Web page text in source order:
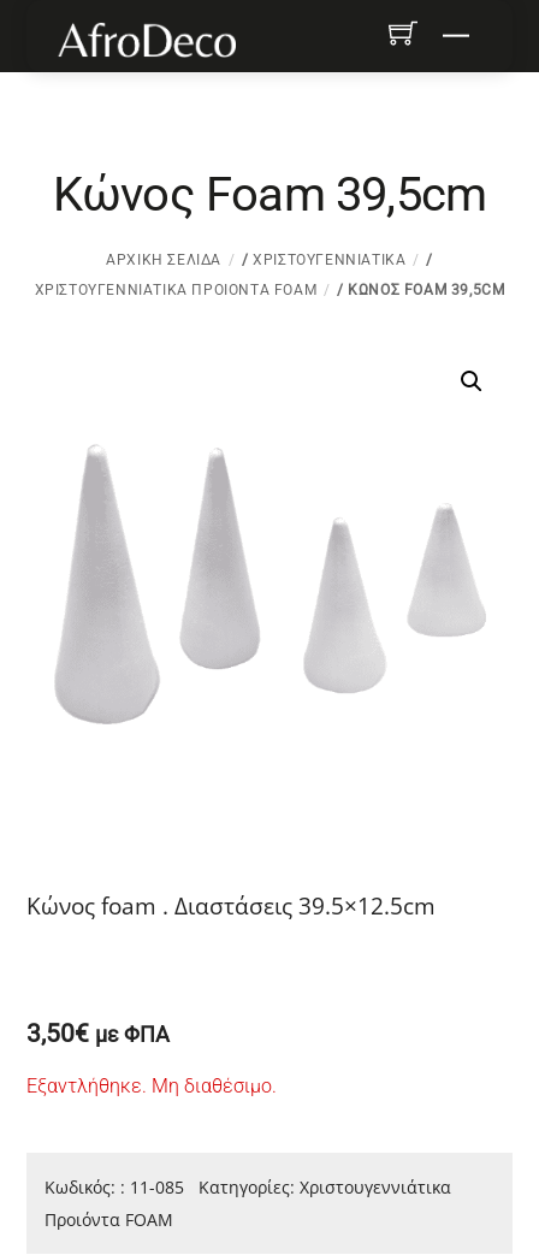
content
Menu
Κώνος Foam 39,5cm
ΑΡΧΙΚΉ ΣΕΛΊΔΑ /ΧΡΙΣΤΟΥΓΕΝΝΙΆΤΙΚΑ
/
ΧΡΙΣΤΟΥΓΕΝΝΙΆΤΙΚΑ ΠΡΟΙΌΝΤΑ FOAM
/ ΚΏΝΟΣ FOAM 39,5CM
Κώνος foam . Διαστάσεις 39.5×12.5cm
3,50€ με ΦΠΑ
Εξαντλήθηκε. Μη διαθέσιμο.
Κωδικός: : 11-085 Κατηγορίες: Χριστουγεννιάτικα
Προιόντα FOAM